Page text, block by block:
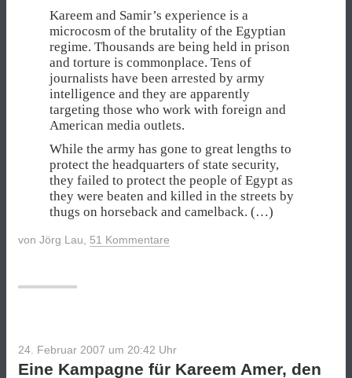
Kareem and Samir’s experience is a
microcosm of the brutality of the Egyptian
regime. Thousands are being held in prison
and torture is commonplace. Tens of
journalists have been arrested by army
intelligence and they are apparently
targeting those who work with foreign and
American media outlets.
While the army has gone to great lengths to
protect the headquarters of state security,
they failed to protect the people of Egypt as
they were beaten and killed in the streets by
thugs on horseback and camelback. (…)
von Jörg Lau 51 Kommentare
24. Februar 2007 um 20:42 Uhr
Eine Kampagne für Kareem Amer, den